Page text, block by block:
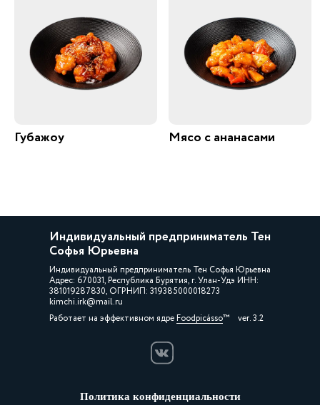
Губажоу Мясо с ананасами
Индивидуальный предприниматель Тен
Софья Юрьевна
Индивидуальный предприниматель Тен Софья Юрьевна
Адрес: 670031, Республика Бурятия, г. Улан-Удэ ИНН:
381019287830, ОГРНИП: 319385000018273
kimchi.irk@mail.ru
Работает на эффективном ядре Foodpicássover. 3.2
Политика конфиденциальности